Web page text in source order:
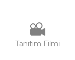
Tanıtım Filmi